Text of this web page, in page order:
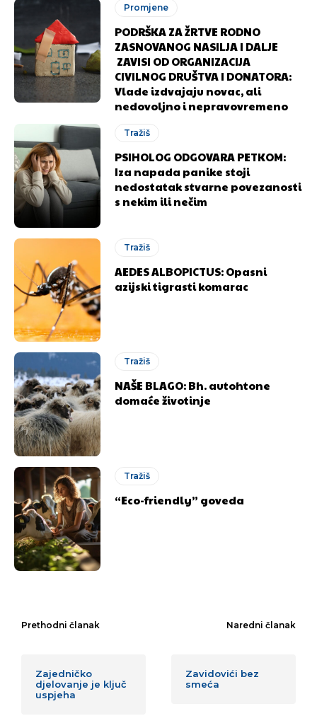
Ovim putem želimo da vam se zahvalimo što ste
odlučili da pustite Vašu priču da živi, Redakcija
Objavi.ba
[wpuf_form id=”7463”]
Ovim putem želimo da vam se zahvalimo što ste
odlučili da pustite Vašu priču da živi, Redakcija
Objavi.ba
[wpuf_form id=”7463”]
Promjene
PODRŠKA ZA ŽRTVE RODNO
ZASNOVANOG NASILJA I DALJE
ZAVISI OD ORGANIZACIJA
CIVILNOG DRUŠTVA I DONATORA:
Vlade izdvajaju novac, ali
nedovoljno i nepravovremeno
Tražiš
PSIHOLOG ODGOVARA PETKOM:
Iza napada panike stoji
nedostatak stvarne povezanosti
s nekim ili nečim
Tražiš
AEDES ALBOPICTUS: Opasni
azijski tigrasti komarac
Tražiš
NAŠE BLAGO: Bh. autohtone
domaće životinje
Tražiš
“Eco-friendly” goveda
Prethodni članak
Zajedničko
djelovanje je ključ
uspjeha
Naredni članak
Zavidovići bez
smeća